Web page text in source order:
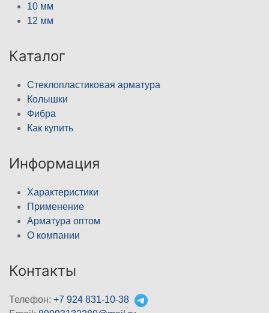
10 мм
12 мм
Каталог
Стеклопластиковая арматура
Колышки
Фибра
Как купить
Информация
Характеристики
Применение
Арматура оптом
О компании
Контакты
Телефон: +7 924 831-10-38